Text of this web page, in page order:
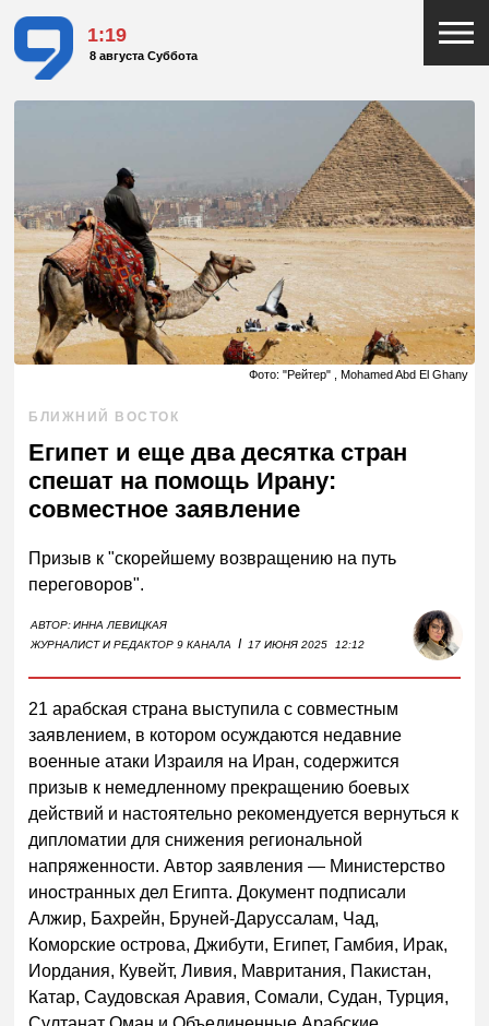
1:19
8 августа Суббота
Фото: "Рейтер" , Mohamed Abd El Ghany
БЛИЖНИЙ ВОСТОК
Египет и еще два десятка стран
спешат на помощь Ирану:
совместное заявление
Призыв к "скорейшему возвращению на путь
переговоров".
АВТОР:ИННА ЛЕВИЦКАЯ
ЖУРНАЛИСТ И РЕДАКТОР 9 КАНАЛА
I 17 ИЮНЯ 2025 12:12
21 арабская страна выступила с совместным
заявлением, в котором осуждаются недавние
военные атаки Израиля на Иран, содержится
призыв к немедленному прекращению боевых
действий и настоятельно рекомендуется вернуться к
дипломатии для снижения региональной
напряженности. Автор заявления — Министерство
иностранных дел Египта. Документ подписали
Алжир, Бахрейн, Бруней-Даруссалам, Чад,
Коморские острова, Джибути, Египет, Гамбия, Ирак,
Иордания, Кувейт, Ливия, Мавритания, Пакистан,
Катар, Саудовская Аравия, Сомали, Судан, Турция,